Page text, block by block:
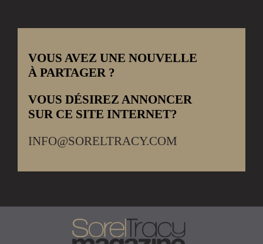
VOUS AVEZ UNE NOUVELLE
À PARTAGER ?
VOUS DÉSIREZ ANNONCER
SUR CE SITE INTERNET?
INFO@SORELTRACY.COM